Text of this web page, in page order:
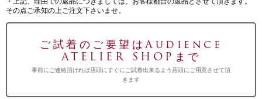
その点ご承知の上ご注文下さいませ。
ご試着のご要望はAudience
ATELIER SHOPまで
事前にご連絡頂ければ店頭にすぐにご試着出来るよう店頭にご用意させて頂
きます